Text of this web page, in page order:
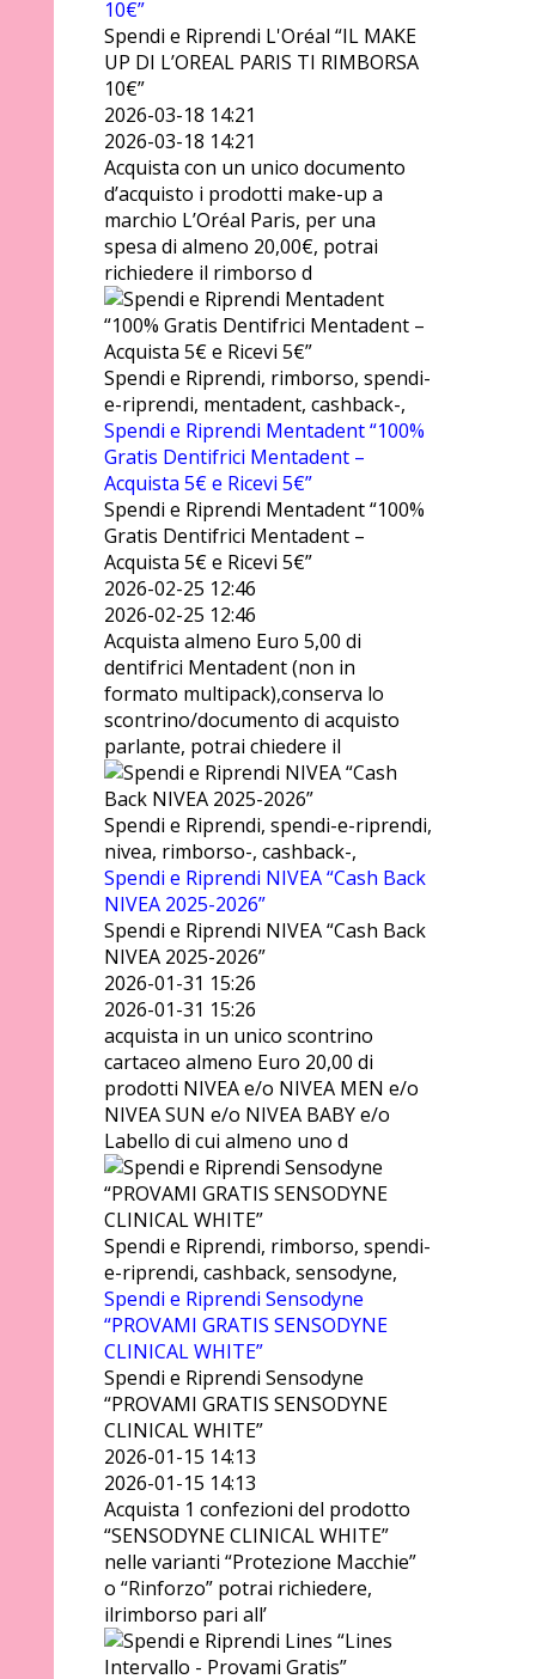
10€”
Spendi e Riprendi L'Oréal “IL MAKE
UP DI L’OREAL PARIS TI RIMBORSA
10€”
2026-03-18 14:21
2026-03-18 14:21
Acquista con un unico documento
d’acquisto i prodotti make-up a
marchio L’Oréal Paris, per una
spesa di almeno 20,00€, potrai
richiedere il rimborso d
Spendi e Riprendi, rimborso, spendi-
e-riprendi, mentadent, cashback-,
Spendi e Riprendi Mentadent “100%
Gratis Dentifrici Mentadent –
Acquista 5€ e Ricevi 5€”
Spendi e Riprendi Mentadent “100%
Gratis Dentifrici Mentadent –
Acquista 5€ e Ricevi 5€”
2026-02-25 12:46
2026-02-25 12:46
Acquista almeno Euro 5,00 di
dentifrici Mentadent (non in
formato multipack),conserva lo
scontrino/documento di acquisto
parlante, potrai chiedere il
Spendi e Riprendi, spendi-e-riprendi,
nivea, rimborso-, cashback-,
Spendi e Riprendi NIVEA “Cash Back
NIVEA 2025-2026”
Spendi e Riprendi NIVEA “Cash Back
NIVEA 2025-2026”
2026-01-31 15:26
2026-01-31 15:26
acquista in un unico scontrino
cartaceo almeno Euro 20,00 di
prodotti NIVEA e/o NIVEA MEN e/o
NIVEA SUN e/o NIVEA BABY e/o
Labello di cui almeno uno d
Spendi e Riprendi, rimborso, spendi-
e-riprendi, cashback, sensodyne,
Spendi e Riprendi Sensodyne
“PROVAMI GRATIS SENSODYNE
CLINICAL WHITE”
Spendi e Riprendi Sensodyne
“PROVAMI GRATIS SENSODYNE
CLINICAL WHITE”
2026-01-15 14:13
2026-01-15 14:13
Acquista 1 confezioni del prodotto
“SENSODYNE CLINICAL WHITE”
nelle varianti “Protezione Macchie”
o “Rinforzo” potrai richiedere,
ilrimborso pari all’